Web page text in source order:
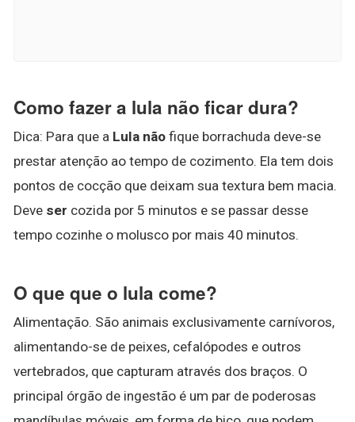
Como fazer a lula não ficar dura?
Dica: Para que a Lula não fique borrachuda deve-se
prestar atenção ao tempo de cozimento. Ela tem dois
pontos de cocção que deixam sua textura bem macia.
Deve ser cozida por 5 minutos e se passar desse
tempo cozinhe o molusco por mais 40 minutos.
O que que o lula come?
Alimentação. São animais exclusivamente carnívoros,
alimentando-se de peixes, cefalópodes e outros
vertebrados, que capturam através dos braços. O
principal órgão de ingestão é um par de poderosas